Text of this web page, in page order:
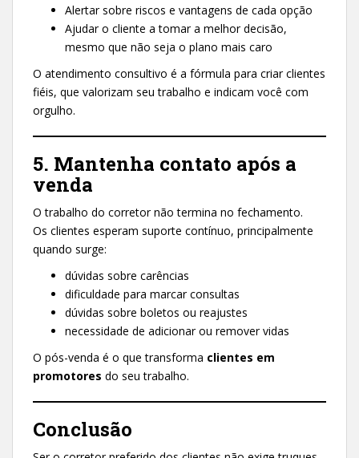
Alertar sobre riscos e vantagens de cada opção
Ajudar o cliente a tomar a melhor decisão,
mesmo que não seja o plano mais caro
O atendimento consultivo é a fórmula para criar clientes
fiéis, que valorizam seu trabalho e indicam você com
orgulho.
5. Mantenha contato após a
venda
O trabalho do corretor não termina no fechamento.
Os clientes esperam suporte contínuo, principalmente
quando surge:
dúvidas sobre carências
dificuldade para marcar consultas
dúvidas sobre boletos ou reajustes
necessidade de adicionar ou remover vidas
O pós-venda é o que transforma clientes em
promotores do seu trabalho.
Conclusão